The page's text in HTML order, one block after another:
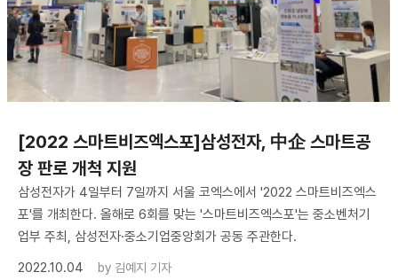
[2022 스마트비즈엑스포]삼성전자, 中企 스마트공
장 판로 개척 지원
삼성전자가 4일부터 7일까지 서울 코엑스에서 '2022 스마트비즈엑스
포'를 개최한다. 올해로 6회를 맞는 '스마트비즈엑스포'는 중소벤처기
업부 주최, 삼성전자·중소기업중앙회가 공동 주관한다.
2022.10.04
by 김예지 기자